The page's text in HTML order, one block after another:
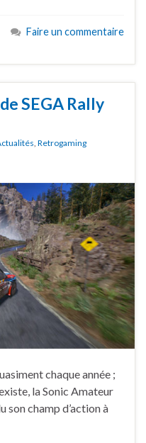
Faire un commentaire
SEGA Rally
Retrogaming
chaque année ;
la Sonic Amateur
son champ d’action à